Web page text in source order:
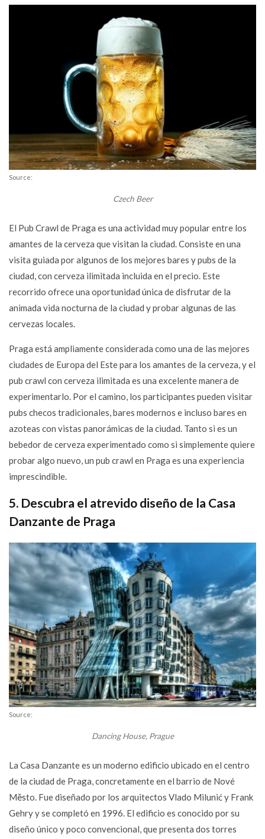
Source:
Czech Beer
El Pub Crawl de Praga es una actividad muy popular entre los
amantes de la cerveza que visitan la ciudad. Consiste en una
visita guiada por algunos de los mejores bares y pubs de la
ciudad, con cerveza ilimitada incluida en el precio. Este
recorrido ofrece una oportunidad única de disfrutar de la
animada vida nocturna de la ciudad y probar algunas de las
cervezas locales.
Praga está ampliamente considerada como una de las mejores
ciudades de Europa del Este para los amantes de la cerveza, y el
pub crawl con cerveza ilimitada es una excelente manera de
experimentarlo. Por el camino, los participantes pueden visitar
pubs checos tradicionales, bares modernos e incluso bares en
azoteas con vistas panorámicas de la ciudad. Tanto si es un
bebedor de cerveza experimentado como si simplemente quiere
probar algo nuevo, un pub crawl en Praga es una experiencia
imprescindible.
5. Descubra el atrevido diseño de la Casa
Danzante de Praga
Source:
Dancing House, Prague
La Casa Danzante es un moderno edificio ubicado en el centro
de la ciudad de Praga, concretamente en el barrio de Nové
Město. Fue diseñado por los arquitectos Vlado Milunić y Frank
Gehry y se completó en 1996. El edificio es conocido por su
diseño único y poco convencional, que presenta dos torres